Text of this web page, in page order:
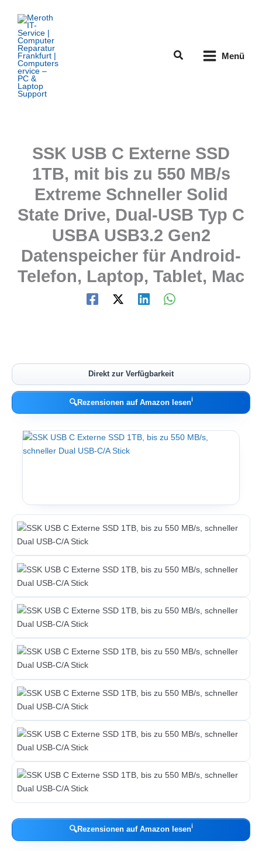
Inhalt
springen
Suchen Menü
SSK USB C Externe SSD
1TB, mit bis zu 550 MB/s
Extreme Schneller Solid
State Drive, Dual-USB Typ C
USBA USB3.2 Gen2
Datenspeicher für Android-
Telefon, Laptop, Tablet, Mac
Direkt zur Verfügbarkeit
🔍Rezensionen auf Amazon lesenℹ︎
🔍Rezensionen auf Amazon lesenℹ︎